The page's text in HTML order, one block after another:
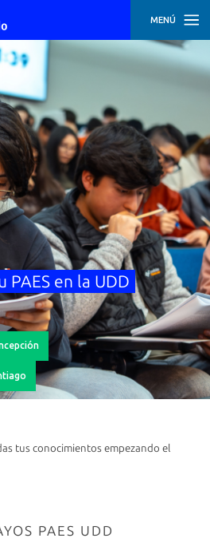
PAES en la UDD
MENÚ
tus conocimientos empezando el
PAES UDD